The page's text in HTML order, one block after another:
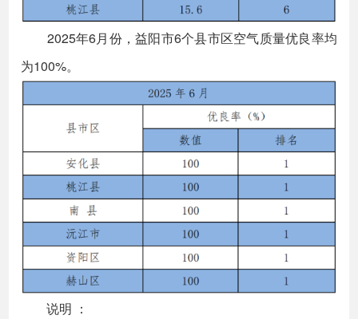
2025年6月份，益阳市6个县市区空气质量优良率均
为100%。
说明 ：